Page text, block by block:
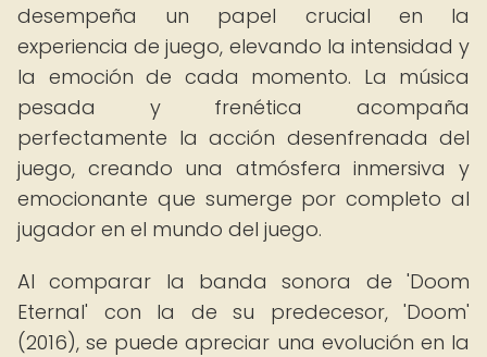
desempeña un papel crucial en la
experiencia de juego, elevando la intensidad y
la emoción de cada momento. La música
pesada y frenética acompaña
perfectamente la acción desenfrenada del
juego, creando una atmósfera inmersiva y
emocionante que sumerge por completo al
jugador en el mundo del juego.
Al comparar la banda sonora de 'Doom
Eternal' con la de su predecesor, 'Doom'
(2016), se puede apreciar una evolución en la